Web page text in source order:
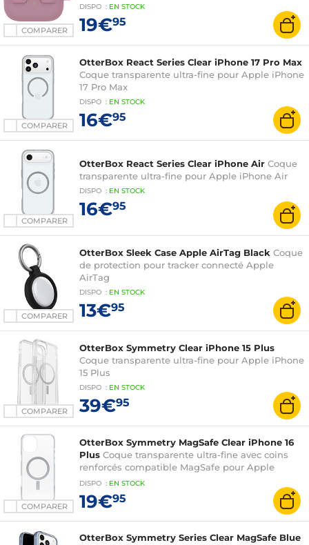
COMPARER
DISPO : EN STOCK
19€95
COMPARER
OtterBox React Series Clear iPhone 17 Pro Max
Coque transparente ultra-fine pour Apple iPhone
17 Pro Max
DISPO : EN STOCK
16€95
COMPARER
OtterBox React Series Clear iPhone Air Coque
transparente ultra-fine pour Apple iPhone Air
DISPO : EN STOCK
16€95
COMPARER
OtterBox Sleek Case Apple AirTag Black Coque
de protection pour tracker connecté Apple
AirTag
DISPO : EN STOCK
13€95
COMPARER
OtterBox Symmetry Clear iPhone 15 Plus
Coque transparente ultra-fine pour Apple iPhone
15 Plus
DISPO : EN STOCK
39€95
COMPARER
OtterBox Symmetry MagSafe Clear iPhone 16
Plus Coque transparente ultra-fine avec coins
renforcés compatible MagSafe pour Apple
iPhone 16 Plus
DISPO : EN STOCK
19€95
OtterBox Symmetry Series Clear MagSafe Blue